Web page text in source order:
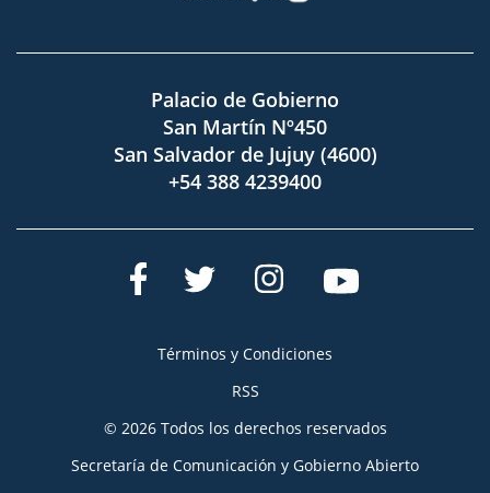
Palacio de Gobierno
San Martín Nº450
San Salvador de Jujuy (4600)
+54 388 4239400
Términos y Condiciones
RSS
© 2026 Todos los derechos reservados
Secretaría de Comunicación y Gobierno Abierto